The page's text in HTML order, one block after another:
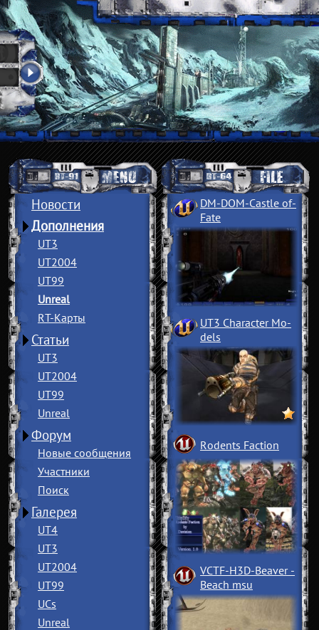
Новости
Дополнения
UT3
UT2004
UT99
Unreal
RT-Карты
Статьи
UT3
UT2004
UT99
Unreal
Форум
Новые сообщения
Участники
Поиск
Галерея
UT4
UT3
UT2004
UT99
UCs
Unreal
DM-DOM-Castle of­
Fate
UT3 Character Mo­
dels
Rodents Faction
VCTF-H3D-Beaver ­
Beach msu